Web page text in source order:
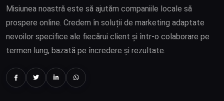
Misiunea noastră este să ajutăm companiile locale să
prospere online. Credem în soluții de marketing adaptate
nevoilor specifice ale fiecărui client și într-o colaborare pe
termen lung, bazată pe încredere și rezultate.